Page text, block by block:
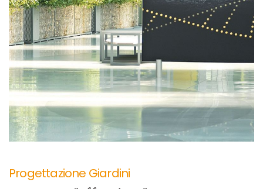
Progettazione Giardini